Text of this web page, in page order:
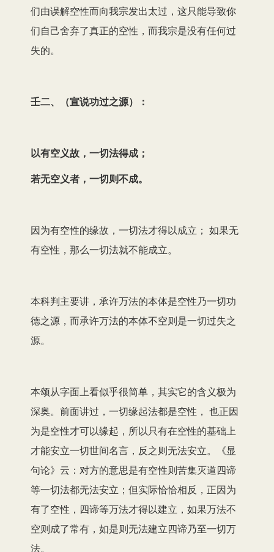
们由误解空性而向我宗发出太过，这只能导致你
们自己舍弃了真正的空性，而我宗是没有任何过
失的。
壬二、（宣说功过之源）：
以有空义故，一切法得成；
若无空义者，一切则不成。
因为有空性的缘故，一切法才得以成立； 如果无
有空性，那么一切法就不能成立。
本科判主要讲，承许万法的本体是空性乃一切功
德之源，而承许万法的本体不空则是一切过失之
源。
本颂从字面上看似乎很简单，其实它的含义极为
深奥。前面讲过，一切缘起法都是空性， 也正因
为是空性才可以缘起，所以只有在空性的基础上
才能安立一切世间名言，反之则无法安立。《显
句论》云：对方的意思是有空性则苦集灭道四谛
等一切法都无法安立；但实际恰恰相反，正因为
有了空性，四谛等万法才得以建立，如果万法不
空则成了常有，如是则无法建立四谛乃至一切万
法。